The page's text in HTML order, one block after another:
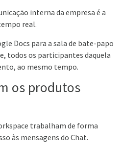
interna da empresa é a
real.
Docs para a sala de bate-papo
todos os participantes daquela
ao mesmo tempo.
os produtos
trabalham de forma
às mensagens do Chat.